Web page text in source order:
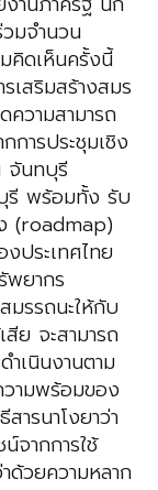
มจำนวน
คิดเห็นครั้งนี้
สริมสร้างสมร
ความสามารถ
การประชุมเชิง
จันทบุรี
รี พร้อมทั้ง รับ
(roadmap)
งประเทศไทย
พยากร
รรถนะให้กับ
ย จะสามารถ
เนินงานตาม
วามพร้อมของ
ารนาโงยาว่า
จากการใช้
วยความหลาก